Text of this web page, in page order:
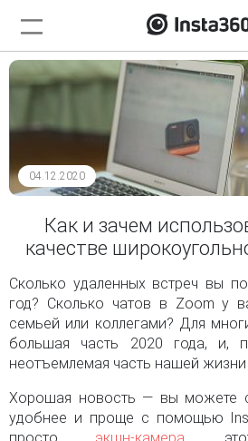
04.12.2020
Как и зачем
качестве
Сколько удаленных встреч вы
год? Сколько чатов в Zoom у
семьей или коллегами? Для
большая часть 2020 года, и,
неотъемлемая часть нашей
Хорошая новость — вы можете
удобнее и проще с помощью